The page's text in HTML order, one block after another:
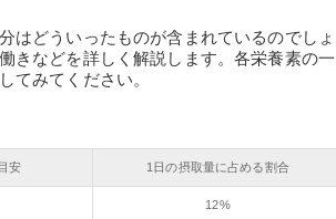
はどういったものが含まれているのでしょ
きなどを詳しく解説します。各栄養素の一
てみてください。
安 1日の摂取量に占める割合
12%